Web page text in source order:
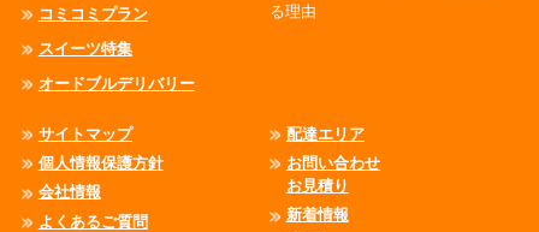
コミコミプラン
スイーツ特集
オードブルデリバリー
る理由
サイトマップ
個人情報保護方針
会社情報
よくあるご質問
配達エリア
お問い合わせ
お見積り
新着情報